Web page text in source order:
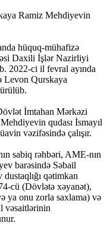
Ramiz Mehdiyevin
hüquq-mühafizə
Daxili İşlər Nazirliyi
2022-ci il fevral ayında
Levon Qurskaya
İmtahan Mərkəzi
qudası İsmayıl
vəzifəsində çalışır.
sabiq rəhbəri, AME-nın
barəsində Səbail
qətimkan
cü (Dövlətə xəyanət),
ya onu zorla saxlama) və
vəsaitlərinin